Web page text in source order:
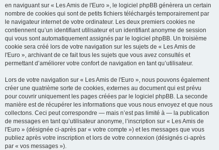
en naviguant sur « Les Amis de l'Euro », le logiciel phpBB génèrera un certain
nombre de cookies qui sont de petits fichiers téléchargés temporairement par
le navigateur internet de votre ordinateur. Les deux premiers cookies ne
contiennent qu’un identifiant utilisateur et un identifiant anonyme de session
qui vous sont automatiquement assignés par le logiciel phpBB. Un troisième
cookie sera créé lors de votre navigation sur les sujets de « Les Amis de
l'Euro », archivant de ce fait tous les sujets que vous avez consultés et
permettant d’améliorer votre confort de navigation en tant qu’utilisateur.
Lors de votre navigation sur « Les Amis de l'Euro », nous pouvons également
créer une quatrième sorte de cookies, externes au document qui est prévu
pour couvrir uniquement les pages créées par le logiciel phpBB. La seconde
manière est de récupérer les informations que vous nous envoyez et que nous
collectons. Ceci peut correspondre — mais n’est pas limité à — la publication
de messages en tant qu’utilisateur anonyme, l’inscription sur « Les Amis de
l'Euro » (désignée ci-après par « votre compte ») et les messages que vous
publiez après votre inscription et lors de votre connexion (désignés ci-après
par « vos messages »).